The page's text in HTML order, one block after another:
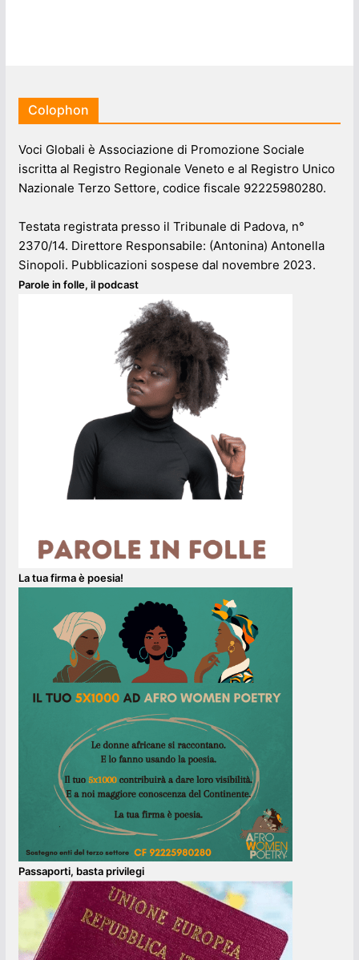
Colophon
Voci Globali è Associazione di Promozione Sociale
iscritta al Registro Regionale Veneto e al Registro Unico
Nazionale Terzo Settore, codice fiscale 92225980280.
Testata registrata presso il Tribunale di Padova, n°
2370/14. Direttore Responsabile: (Antonina) Antonella
Sinopoli. Pubblicazioni sospese dal novembre 2023.
Parole in folle, il podcast
La tua firma è poesia!
Passaporti, basta privilegi